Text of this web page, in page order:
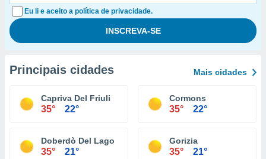
Eu li e aceito a política de privacidade.
Principais cidades Mais cidades
Capriva Del Friuli
35° 22°
Cormons
35° 22°
Doberdò Del Lago
35° 21°
Gorizia
35° 21°